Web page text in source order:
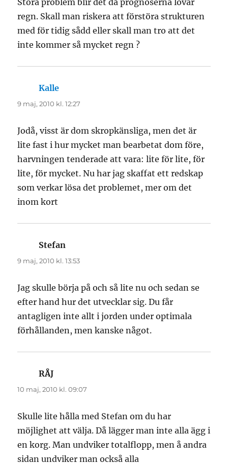
Stora problem blir det då prognoserna lovar
regn. Skall man riskera att förstöra strukturen
med för tidig sådd eller skall man tro att det
inte kommer så mycket regn ?
Kalle
9 maj, 2010 kl. 12:27
Jodå, visst är dom skropkänsliga, men det är
lite fast i hur mycket man bearbetat dom före,
harvningen tenderade att vara: lite för lite, för
lite, för mycket. Nu har jag skaffat ett redskap
som verkar lösa det problemet, mer om det
inom kort
Stefan
9 maj, 2010 kl. 13:53
Jag skulle börja på och så lite nu och sedan se
efter hand hur det utvecklar sig. Du får
antagligen inte allt i jorden under optimala
förhållanden, men kanske något.
RÅJ
10 maj, 2010 kl. 09:07
Skulle lite hålla med Stefan om du har
möjlighet att välja. Då lägger man inte alla ägg i
en korg. Man undviker totalflopp, men å andra
sidan undviker man också alla